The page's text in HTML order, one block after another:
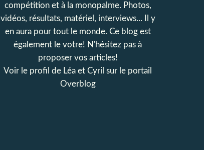
compétition et à la monopalme. Photos,
vidéos, résultats, matériel, interviews... Il y
en aura pour tout le monde. Ce blog est
également le votre! N'hésitez pas à
proposer vos articles!
Voir le profil de Léa et Cyril sur le portail
Overblog